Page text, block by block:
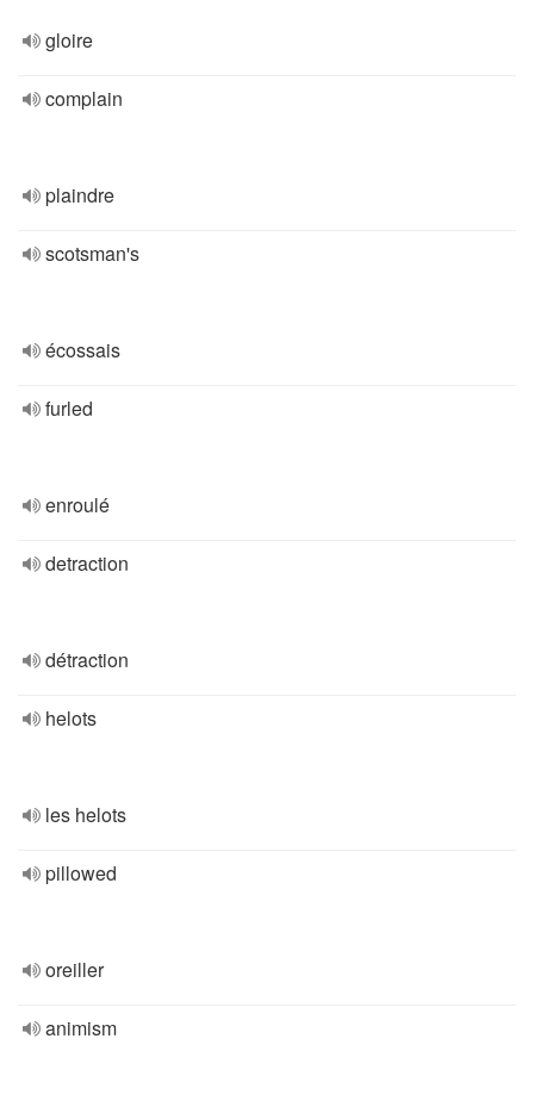
gloire
complain
plaindre
scotsman's
écossais
furled
enroulé
detraction
détraction
helots
les helots
pillowed
oreiller
animism